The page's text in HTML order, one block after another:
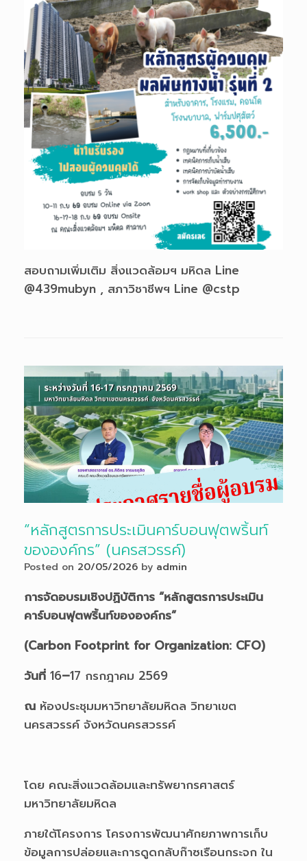
สอบถามเพิ่มเติม สิ่งแวดล้อมฯ มหิดล Line
@439mubyn , สภาวิชาชีพฯ Line @cstp
“หลักสูตรการประเมินคาร์บอนฟุตพริ้นท์
ขององค์กร” (นครสวรรค์)
Posted on 20/05/2026 by admin
การจัดอบรมเชิงปฏิบัติการ “หลักสูตรการประเมิน
คาร์บอนฟุตพริ้นท์ขององค์กร”
(Carbon Footprint for Organization: CFO)
วันที่ 16–17 กรกฎาคม 2569
ณ ห้องประชุมมหาวิทยาลัยมหิดล วิทยาเขต
นครสวรรค์ จังหวัดนครสวรรค์
โดย คณะสิ่งแวดล้อมและทรัพยากรศาสตร์
มหาวิทยาลัยมหิดล
ภายใต้โครงการ โครงการพัฒนาศักยภาพการเก็บ
ข้อมูลการปล่อยและการดูดกลับก๊าซเรือนกระจก ใน